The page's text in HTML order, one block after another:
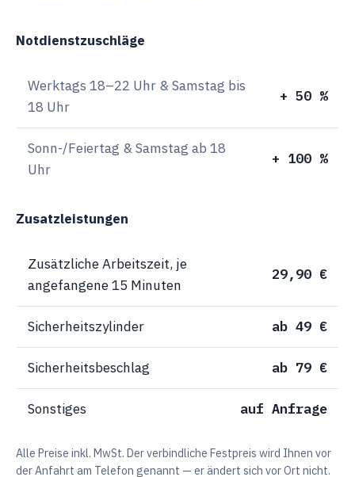
Notdienstzuschläge
Werktags 18–22 Uhr & Samstag bis
18 Uhr
+ 50 %
Sonn-/Feiertag & Samstag ab 18
Uhr
+ 100 %
Zusatzleistungen
Zusätzliche Arbeitszeit, je
angefangene 15 Minuten
29,90 €
Sicherheitszylinder ab 49 €
Sicherheitsbeschlag ab 79 €
Sonstiges auf Anfrage
Alle Preise inkl. MwSt. Der verbindliche Festpreis wird Ihnen vor
der Anfahrt am Telefon genannt — er ändert sich vor Ort nicht.